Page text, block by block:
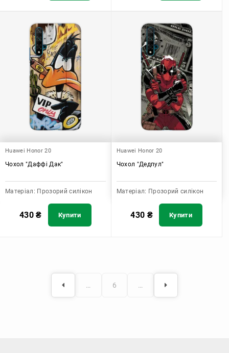
Huawei Honor 20
Чохол "Даффі Дак"
Матеріал: Прозорий силікон
430₴ Купити
Huawei Honor 20
Чохол "Дедпул"
Матеріал: Прозорий силікон
430 ₴ Купити
… 6 …